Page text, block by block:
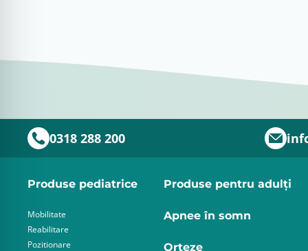
0318 288 200
Produse pediatrice
Mobilitate
Reabilitare
Pozitionare
Produse pentru adulţi
Apnee în somn
Orteze